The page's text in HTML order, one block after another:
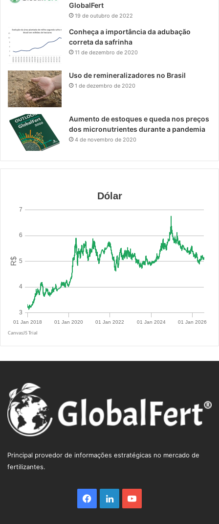
GlobalFert
19 de outubro de 2022
Conheça a importância da adubação
correta da safrinha
11 de dezembro de 2020
Uso de remineralizadores no Brasil
1 de dezembro de 2020
Aumento de estoques e queda nos preços
dos micronutrientes durante a pandemia
4 de novembro de 2020
Principal provedor de informações estratégicas no mercado de
fertilizantes.
Facebook
LinkedinYouTube